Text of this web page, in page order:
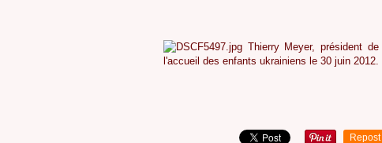
Thierry Meyer, président
l'accueil des enfants ukrainiens le 30 juin 2012.
Repost